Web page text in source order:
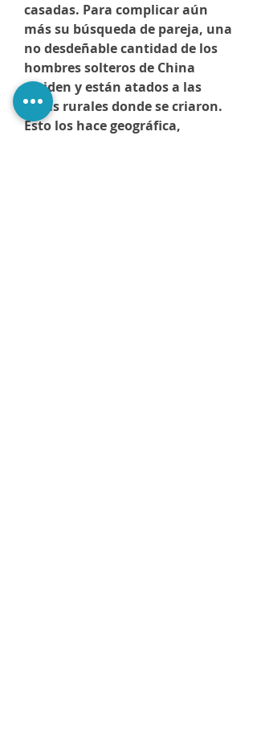
casadas. Para complicar aún
más su búsqueda de pareja, una
no desdeñable cantidad de los
hombres solteros de China
residen y están atados a las
áreas rurales donde se criaron.
Esto los hace geográfica,